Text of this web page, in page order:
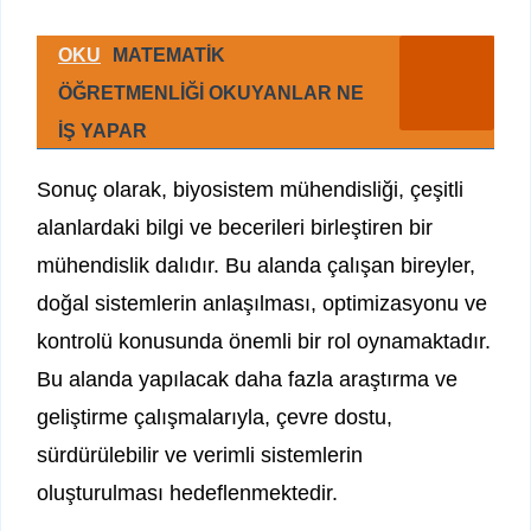
OKU
MATEMATİK
ÖĞRETMENLİĞİ OKUYANLAR NE
İŞ YAPAR
Sonuç olarak, biyosistem mühendisliği, çeşitli
alanlardaki bilgi ve becerileri birleştiren bir
mühendislik dalıdır. Bu alanda çalışan bireyler,
doğal sistemlerin anlaşılması, optimizasyonu ve
kontrolü konusunda önemli bir rol oynamaktadır.
Bu alanda yapılacak daha fazla araştırma ve
geliştirme çalışmalarıyla, çevre dostu,
sürdürülebilir ve verimli sistemlerin
oluşturulması hedeflenmektedir.